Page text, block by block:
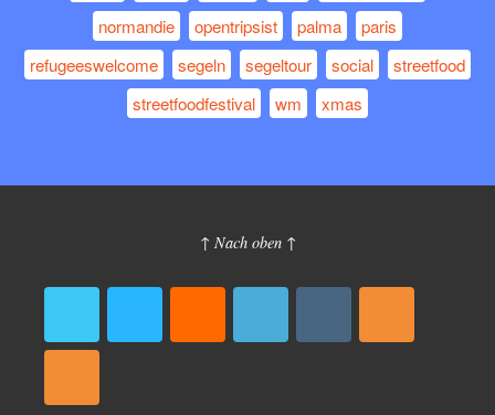
normandie
opentripsist palma
paris
refugeeswelcome
segeln segeltour social
streetfood
streetfoodfestival
wm xmas
↑ Nach oben ↑